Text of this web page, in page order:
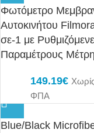
Φωτόμετρο
Αυτοκινήτου
σε-1 με
Παραμέτρους
149.19€
ΦΠΑ
Blue/Black